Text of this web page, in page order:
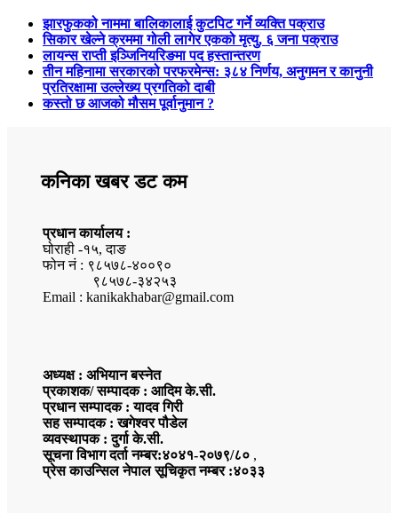
झारफुकको नाममा बालिकालाई कुटपिट गर्ने व्यक्ति पक्राउ
सिकार खेल्ने क्रममा गोली लागेर एकको मृत्यु, ६ जना पक्राउ
लायन्स राप्ती इञ्जिनियरिङमा पद हस्तान्तरण
तीन महिनामा सरकारको परफरमेन्स: ३८४ निर्णय, अनुगमन र कानुनी
प्रतिरक्षामा उल्लेख्य प्रगतिको दाबी
कस्तो छ आजको मौसम पूर्वानुमान ?
कनिका खबर डट कम
प्रधान कार्यालय :
घोराही -१५, दाङ
फोन नं : ९८५७८-४००९०
९८५७८-३४२५३
Email : kanikakhabar@gmail.com
अध्यक्ष : अभियान बस्नेत
प्रकाशक/ सम्पादक : आदिम के.सी.
प्रधान सम्पादक : यादव गिरी
सह सम्पादक : खगेश्वर पौडेल
व्यवस्थापक : दुर्गा के.सी.
सूचना विभाग दर्ता नम्बर:४०४१-२०७९/८० ,
प्रेस काउन्सिल नेपाल सूचिकृत नम्बर :४०३३